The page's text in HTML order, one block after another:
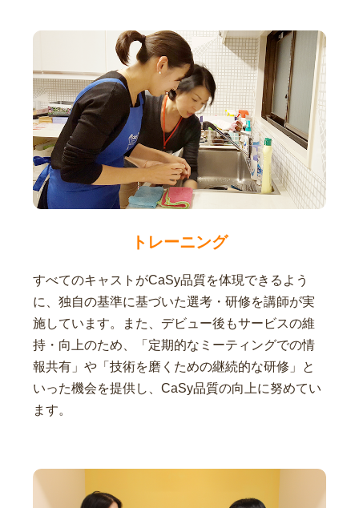
トレーニング
すべてのキャストがCaSy品質を体現できるよう
に、独自の基準に基づいた選考・研修を講師が実
施しています。また、デビュー後もサービスの維
持・向上のため、「定期的なミーティングでの情
報共有」や「技術を磨くための継続的な研修」と
いった機会を提供し、CaSy品質の向上に努めてい
ます。